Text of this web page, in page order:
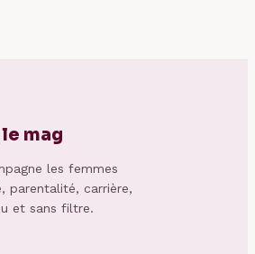
mag
les femmes
parentalité, carrière,
et sans filtre.